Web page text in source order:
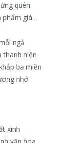
quên:
phẩm giá…
ngả
thanh niên
ba miền
nhớ
xinh